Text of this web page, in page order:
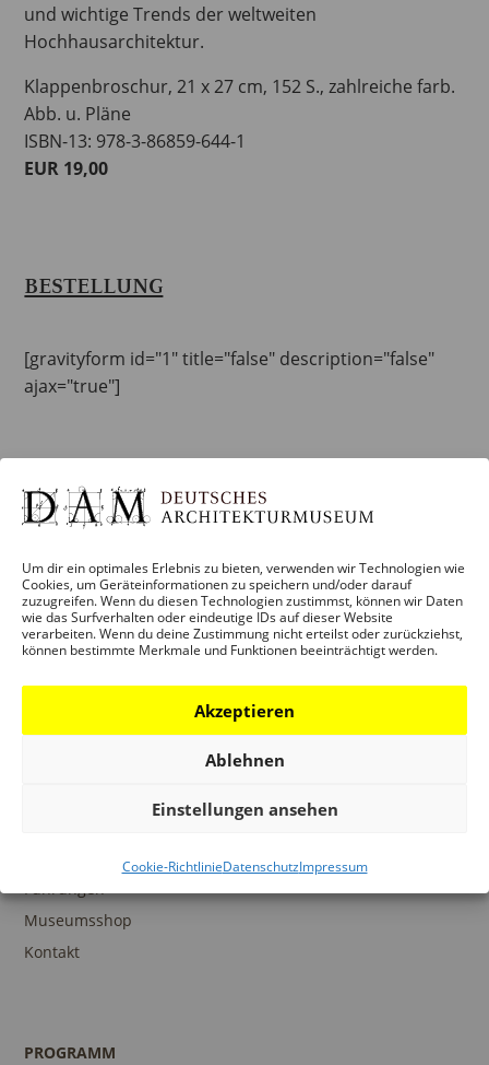
Um dir ein optimales Erlebnis zu bieten, verwenden wir Technologien wie
Cookies, um Geräteinformationen zu speichern und/oder darauf
zuzugreifen. Wenn du diesen Technologien zustimmst, können wir Daten
wie das Surfverhalten oder eindeutige IDs auf dieser Website
verarbeiten. Wenn du deine Zustimmung nicht erteilst oder zurückziehst,
können bestimmte Merkmale und Funktionen beeinträchtigt werden.
Akzeptieren
Ablehnen
Einstellungen ansehen
Cookie-RichtlinieDatenschutzImpressum
und wichtige Trends der weltweiten
Hochhausarchitektur.
Klappenbroschur, 21 x 27 cm, 152 S., zahlreiche farb.
Abb. u. Pläne
ISBN-13: 978-3-86859-644-1
EUR 19,00
BESTELLUNG
[gravityform id="1" title="false" description="false"
ajax="true"]
Infos und Services
Führungen
Museumsshop
Kontakt
PROGRAMM